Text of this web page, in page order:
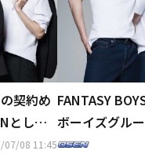
契約め
として
07/08 11:45
FANTASY
ボーイズグル
日本でファン